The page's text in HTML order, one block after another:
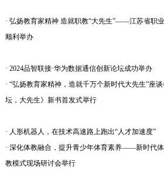
· 弘扬教育家精神 造就职教“大先生”——江苏省职
顺利举办
· 2024品智联接·华为数据通信创新论坛成功举办
· “弘扬教育家精神，造就千万个新时代大先生”座
坛，大先生》新书首发式举行
· 人形机器人，在技术高速路上跑出“人才加速度”
· 深化体教融合，提升青少年体育素养——新时代
教模式现场研讨会举行